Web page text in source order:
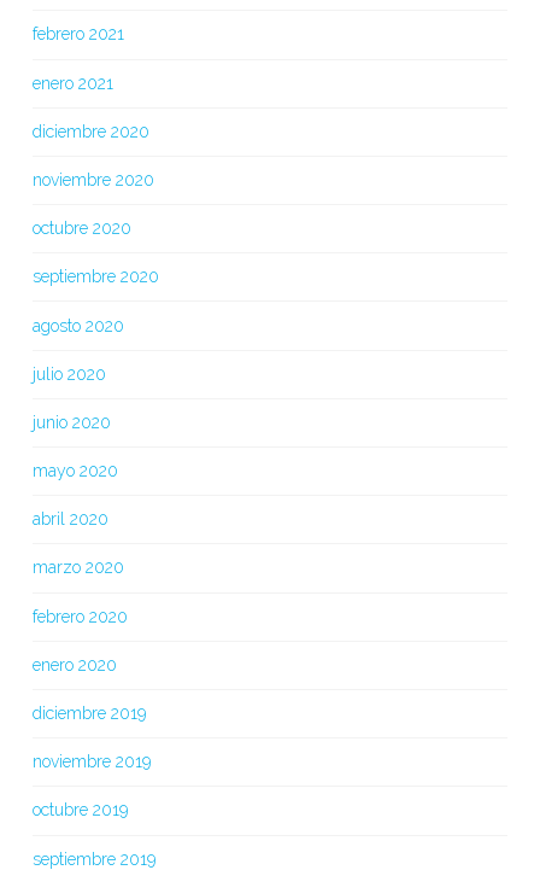
febrero 2021
enero 2021
diciembre 2020
noviembre 2020
octubre 2020
septiembre 2020
agosto 2020
julio 2020
junio 2020
mayo 2020
abril 2020
marzo 2020
febrero 2020
enero 2020
diciembre 2019
noviembre 2019
octubre 2019
septiembre 2019